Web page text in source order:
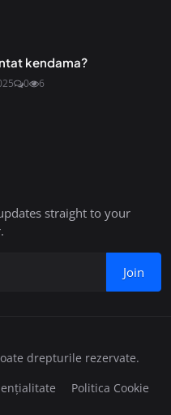
kendama?
0 6
straight to your
Join
drepturile rezervate.
Politica Cookie